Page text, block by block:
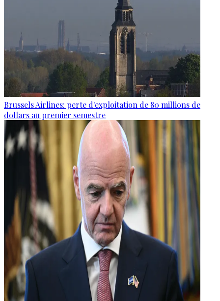
Brussels Airlines: perte d'exploitation de 80 millions de
dollars au premier semestre